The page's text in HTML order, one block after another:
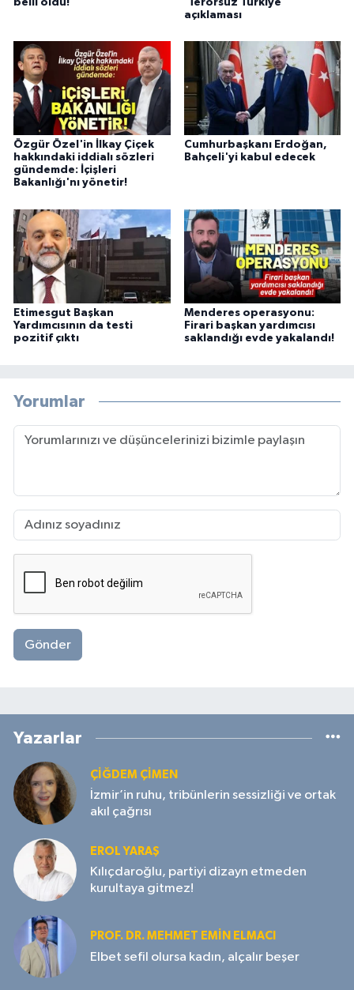
açıklaması
Özgür Özel'in İlkay Çiçek
hakkındaki iddialı sözleri
gündemde: İçişleri
Bakanlığı'nı yönetir!
Cumhurbaşkanı Erdoğan,
Bahçeli'yi kabul edecek
Etimesgut Başkan
Yardımcısının da testi
pozitif çıktı
Menderes operasyonu:
Firari başkan yardımcısı
saklandığı evde yakalandı!
Yorumlar
Gönder
Yazarlar
ÇIĞDEM ÇIMEN
İzmir’in ruhu, tribünlerin sessizliği ve ortak
akıl çağrısı
EROL YARAŞ
Kılıçdaroğlu, partiyi dizayn etmeden
kurultaya gitmez!
PROF. DR. MEHMET EMIN ELMACI
Elbet sefil olursa kadın, alçalır beşer